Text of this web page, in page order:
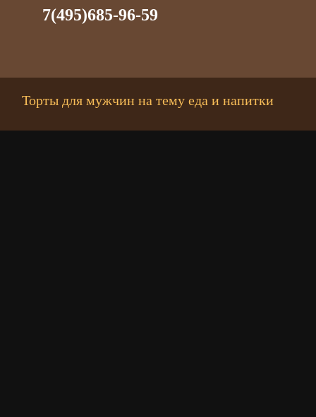
7(495)685-96-59
Торты для мужчин на тему еда и напитки